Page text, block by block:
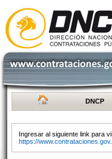
DNCP
Ingresar al siguiente link para
https://